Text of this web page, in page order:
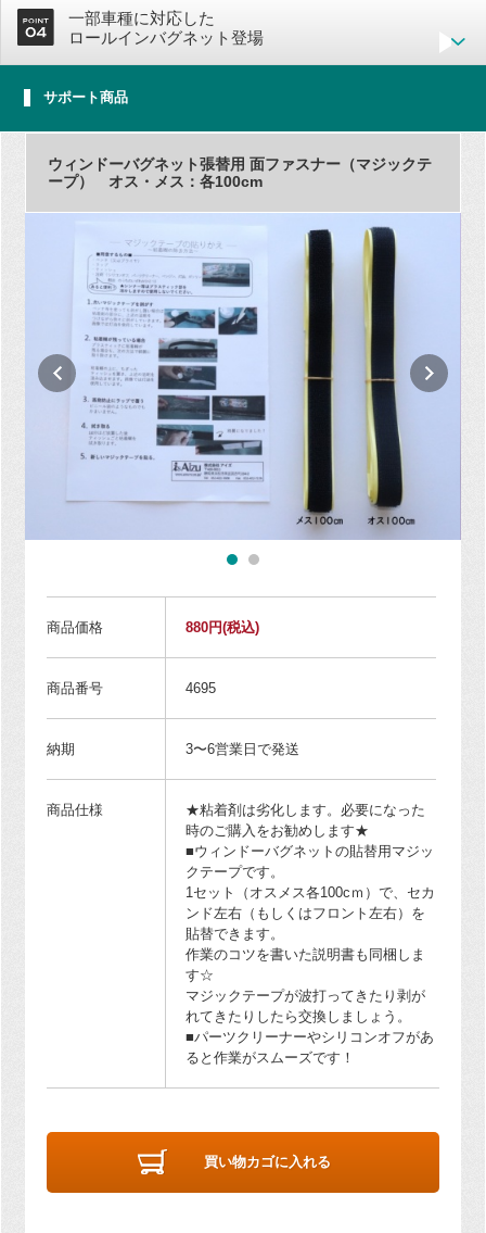
一部車種に対応した
ロールインバグネット登場
サポート商品
ウィンドーバグネット張替用 面ファスナー（マジックテ
ープ） オス・メス：各100cm
商品価格 880円(税込)
商品番号 4695
納期 3〜6営業日で発送
商品仕様
★粘着剤は劣化します。必要になった
時のご購入をお勧めします★
■ウィンドーバグネットの貼替用マジッ
クテープです。
1セット（オスメス各100cｍ）で、セカ
ンド左右（もしくはフロント左右）を
貼替できます。
作業のコツを書いた説明書も同梱しま
す☆
マジックテープが波打ってきたり剥が
れてきたりしたら交換しましょう。
■パーツクリーナーやシリコンオフがあ
ると作業がスムーズです！
買い物カゴに入れる